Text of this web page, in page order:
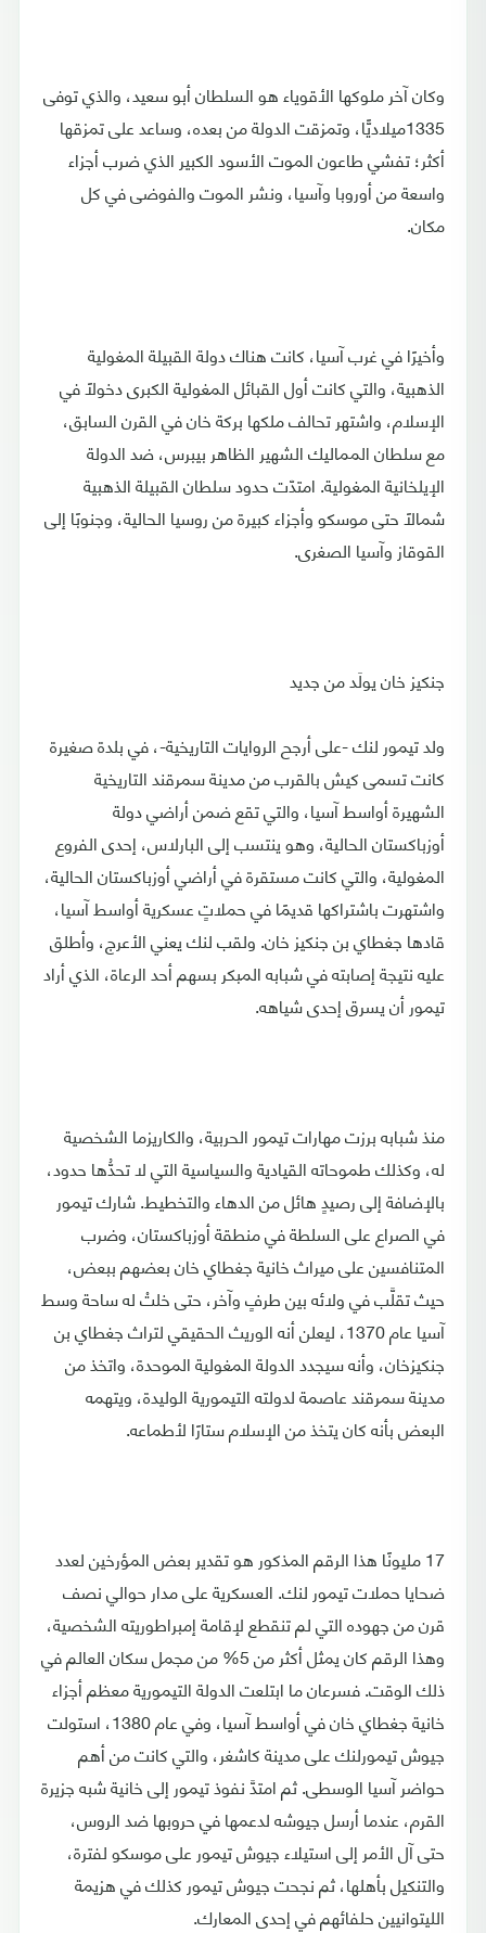
وكان آخر ملوكها الأقوياء هو السلطان أبو سعيد، والذي توفى
1335ميلاديًّا، وتمزقت الدولة من بعده، وساعد على تمزقها
أكثر؛ تفشي طاعون الموت الأسود الكبير الذي ضرب أجزاء
واسعة من أوروبا وآسيا، ونشر الموت والفوضى في كل
مكان.
وأخيرًا في غرب آسيا، كانت هناك دولة القبيلة المغولية
الذهبية، والتي كانت أول القبائل المغولية الكبرى دخولًا في
الإسلام، واشتهر تحالف ملكها بركة خان في القرن السابق،
مع سلطان المماليك الشهير الظاهر بيبرس، ضد الدولة
الإيلخانية المغولية. امتدّت حدود سلطان القبيلة الذهبية
شمالًا حتى موسكو وأجزاء كبيرة من روسيا الحالية، وجنوبًا إلى
القوقاز وآسيا الصغرى.
جنكيز خان يولَد من جديد
ولد تيمور لنك -على أرجح الروايات التاريخية-، في بلدة صغيرة
كانت تسمى كيش بالقرب من مدينة سمرقند التاريخية
الشهيرة أواسط آسيا، والتي تقع ضمن أراضي دولة
أوزباكستان الحالية، وهو ينتسب إلى البارلاس، إحدى الفروع
المغولية، والتي كانت مستقرة في أراضي أوزباكستان الحالية،
واشتهرت باشتراكها قديمًا في حملاتٍ عسكرية أواسط آسيا،
قادها جغطاي بن جنكيز خان. ولقب لنك يعني الأعرج، وأطلق
عليه نتيجة إصابته في شبابه المبكر بسهم أحد الرعاة، الذي أراد
تيمور أن يسرق إحدى شياهه.
منذ شبابه برزت مهارات تيمور الحربية، والكاريزما الشخصية
له، وكذلك طموحاته القيادية والسياسية التي لا تحدُّها حدود،
بالإضافة إلى رصيدٍ هائل من الدهاء والتخطيط. شارك تيمور
في الصراع على السلطة في منطقة أوزباكستان، وضرب
المتنافسين على ميراث خانية جغطاي خان بعضهم ببعض،
حيث تقلَّب في ولائه بين طرفٍ وآخر، حتى خلتْ له ساحة وسط
آسيا عام 1370، ليعلن أنه الوريث الحقيقي لتراث جغطاي بن
جنكيزخان، وأنه سيجدد الدولة المغولية الموحدة، واتخذ من
مدينة سمرقند عاصمة لدولته التيمورية الوليدة، ويتهمه
البعض بأنه كان يتخذ من الإسلام ستارًا لأطماعه.
17 مليونًا هذا الرقم المذكور هو تقدير بعض المؤرخين لعدد
ضحايا حملات تيمور لنك. العسكرية على مدار حوالي نصف
قرن من جهوده التي لم تنقطع لإقامة إمبراطوريته الشخصية،
وهذا الرقم كان يمثل أكثر من 5% من مجمل سكان العالم في
ذلك الوقت. فسرعان ما ابتلعت الدولة التيمورية معظم أجزاء
خانية جغطاي خان في أواسط آسيا، وفي عام 1380، استولت
جيوش تيمورلنك على مدينة كاشغر، والتي كانت من أهم
حواضر آسيا الوسطى. ثم امتدَّ نفوذ تيمور إلى خانية شبه جزيرة
القرم، عندما أرسل جيوشه لدعمها في حروبها ضد الروس،
حتى آل الأمر إلى استيلاء جيوش تيمور على موسكو لفترة،
والتنكيل بأهلها، ثم نجحت جيوش تيمور كذلك في هزيمة
الليتوانيين حلفائهم في إحدى المعارك.